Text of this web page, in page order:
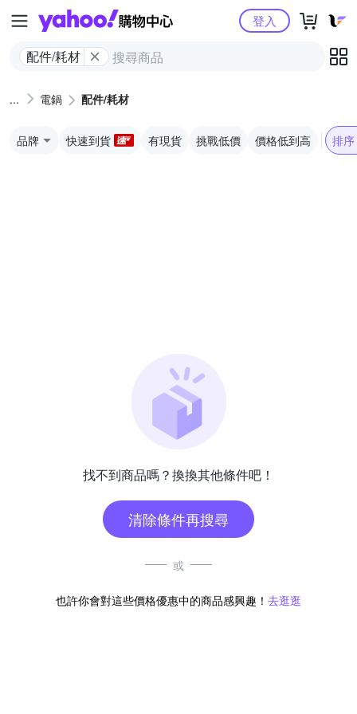
Yahoo購物中心
配件/耗材
登入
電鍋 配件/耗材
品牌 快速到貨 有現貨 挑戰低價 價格低到高 排序
找不到商品嗎？換換其他條件吧！
清除條件再搜尋
或
也許你會對這些價格優惠中的商品感興趣！ 去逛逛